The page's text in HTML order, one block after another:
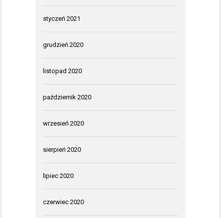
styczeń 2021
grudzień 2020
listopad 2020
październik 2020
wrzesień 2020
sierpień 2020
lipiec 2020
czerwiec 2020